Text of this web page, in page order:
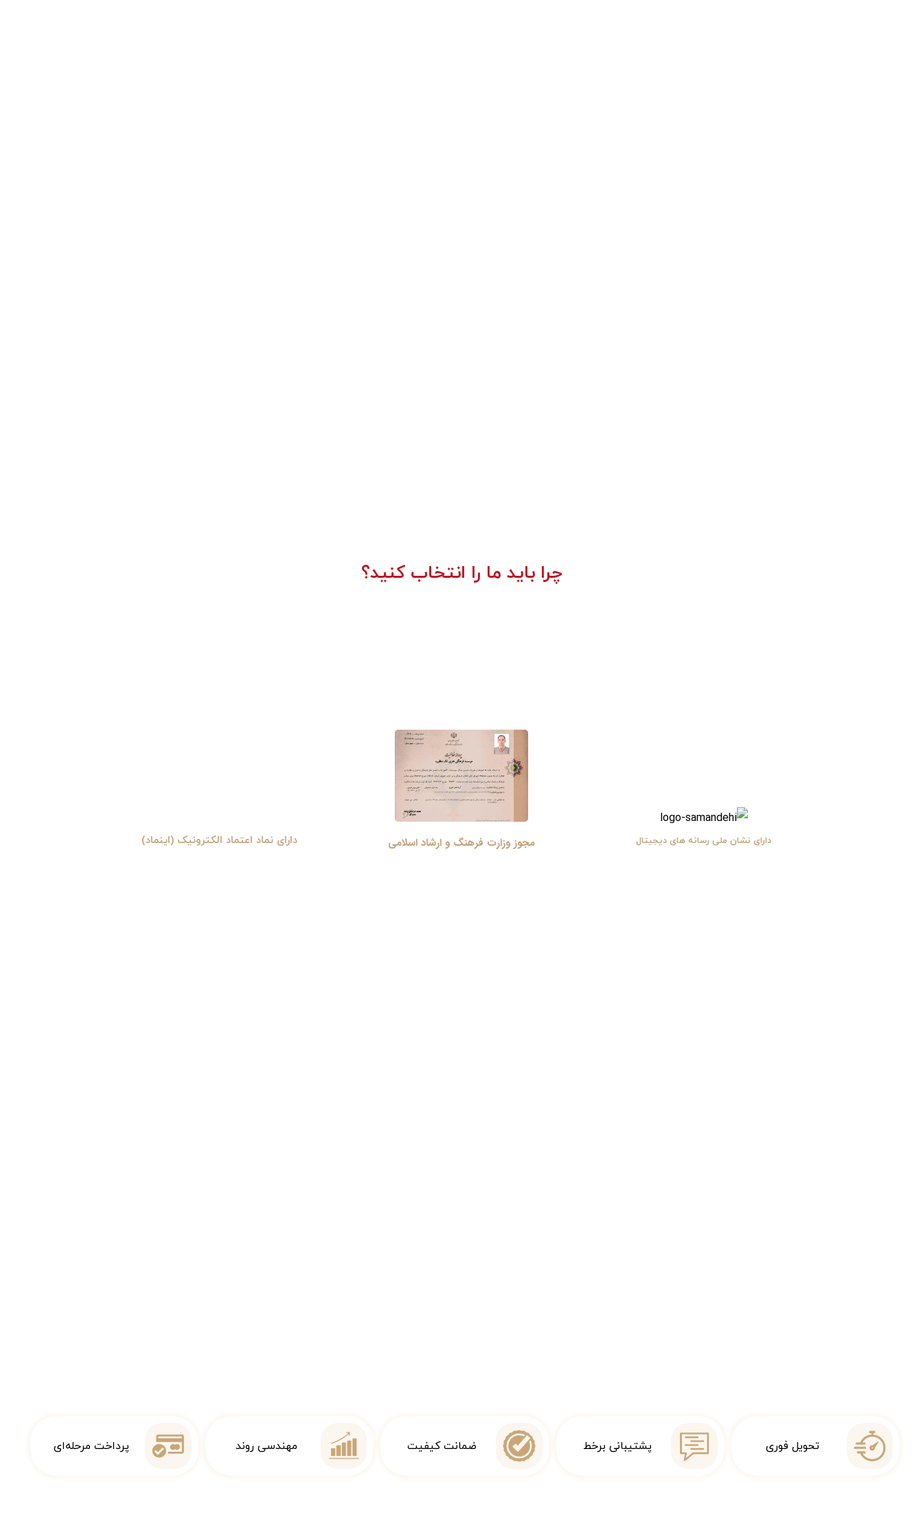
چرا باید ما را انتخاب کنید؟
دارای نشان ملی رسانه های دیجیتال مجوز وزارت فرهنگ و ارشاد اسلامی دارای نماد اعتماد الکترونیک (اینماد)
تحویل فوری پشتیبانی برخط ضمانت کیفیت مهندسی روند پرداخت مرحله‌ای